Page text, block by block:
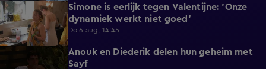
1:12
Simone is eerlijk tegen Valentijne: 'Onze
dynamiek werkt niet goed'
Do 6 aug, 14:45
0:48
Anouk en Diederik delen hun geheim met
Sayf